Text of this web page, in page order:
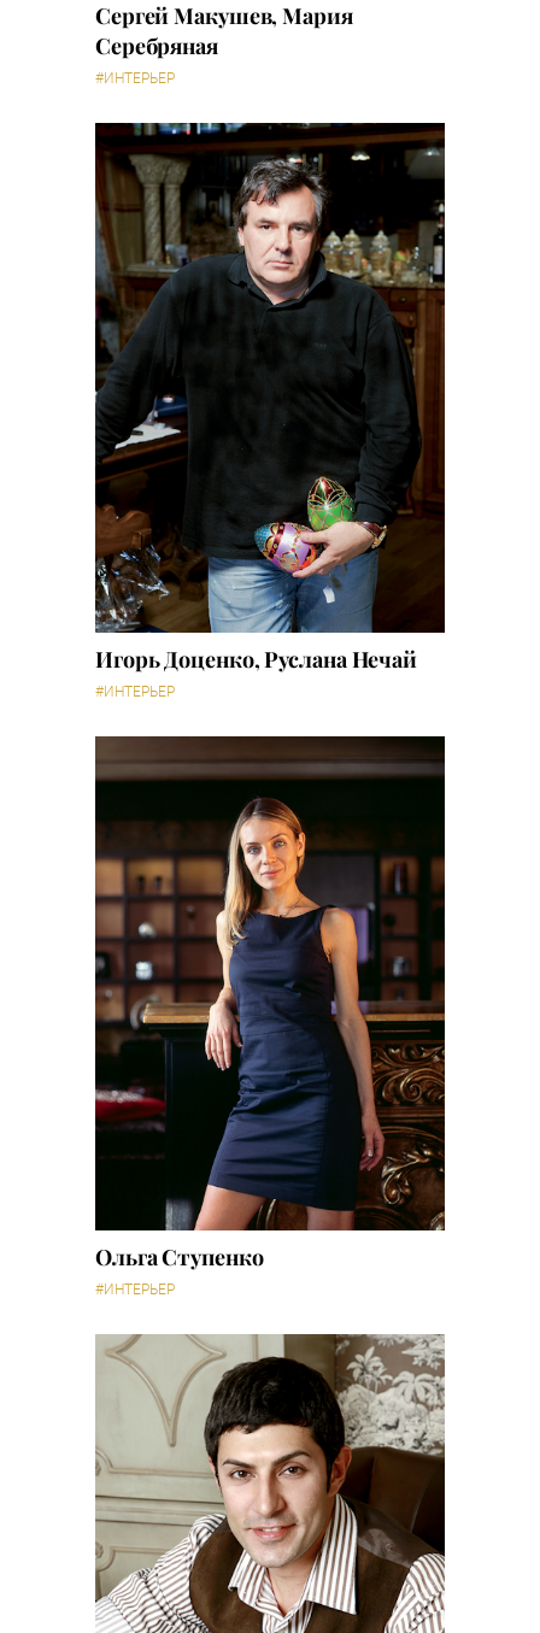
Сергей Макушев, Мария
Серебряная
#ИНТЕРЬЕР
Игорь Доценко, Руслана Нечай
#ИНТЕРЬЕР
Ольга Ступенко
#ИНТЕРЬЕР